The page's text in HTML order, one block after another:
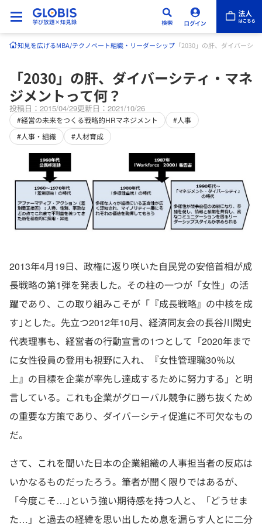
知見を広げるMBA/テクノベート組織・リーダーシップ 「2030」の肝、ダイバーシ
「2030」の肝、ダイバーシティ・マネ
ジメントって何？
投稿日：2015/04/29更新日：2021/10/26
#経営の未来をつくる戦略的HRマネジメント
#人事
#人事・組織
#人材育成
2013年4月19日、政権に返り咲いた自民党の安倍首相が成
長戦略の第1弾を発表した。その柱の一つが「女性」の活
躍であり、この取り組みこそが「『成長戦略』の中核を成
す｣とした。先立つ2012年10月、経済同友会の長谷川閑史
代表理事も、経営者の行動宣言の1つとして「2020年まで
に女性役員の登用も視野に入れ、『女性管理職30％以
上』の目標を企業が率先し達成するために努力する」と明
言している。これも企業がグローバル競争に勝ち抜くため
の重要な方策であり、ダイバーシティ促進に不可欠なもの
だ。
さて、これを聞いた日本の企業組織の人事担当者の反応は
いかなるものだったろう。筆者が聞く限りではあるが、
「今度こそ…｣という強い期待感を持つ人と、「どうせま
た…」と過去の経緯を思い出しため息を漏らす人とに二分